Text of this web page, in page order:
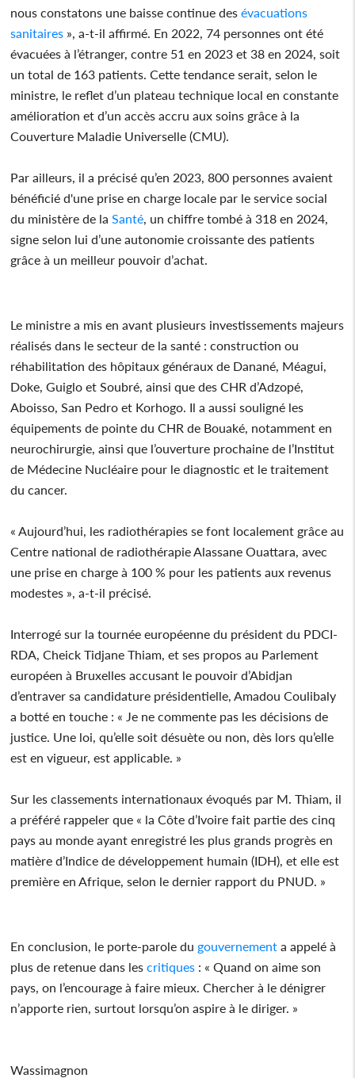
nous constatons une baisse continue des évacuations
sanitaires », a-t-il affirmé. En 2022, 74 personnes ont été
évacuées à l’étranger, contre 51 en 2023 et 38 en 2024, soit
un total de 163 patients. Cette tendance serait, selon le
ministre, le reflet d’un plateau technique local en constante
amélioration et d’un accès accru aux soins grâce à la
Couverture Maladie Universelle (CMU).
Par ailleurs, il a précisé qu’en 2023, 800 personnes avaient
bénéficié d'une prise en charge locale par le service social
du ministère de la Santé , un chiffre tombé à 318 en 2024,
signe selon lui d’une autonomie croissante des patients
grâce à un meilleur pouvoir d’achat.
Le ministre a mis en avant plusieurs investissements majeurs
réalisés dans le secteur de la santé : construction ou
réhabilitation des hôpitaux généraux de Danané, Méagui,
Doke, Guiglo et Soubré, ainsi que des CHR d’Adzopé,
Aboisso, San Pedro et Korhogo. Il a aussi souligné les
équipements de pointe du CHR de Bouaké, notamment en
neurochirurgie, ainsi que l’ouverture prochaine de l’Institut
de Médecine Nucléaire pour le diagnostic et le traitement
du cancer.
« Aujourd’hui, les radiothérapies se font localement grâce au
Centre national de radiothérapie Alassane Ouattara, avec
une prise en charge à 100 % pour les patients aux revenus
modestes », a-t-il précisé.
Interrogé sur la tournée européenne du président du PDCI-
RDA, Cheick Tidjane Thiam, et ses propos au Parlement
européen à Bruxelles accusant le pouvoir d’Abidjan
d’entraver sa candidature présidentielle, Amadou Coulibaly
a botté en touche : « Je ne commente pas les décisions de
justice. Une loi, qu’elle soit désuète ou non, dès lors qu’elle
est en vigueur, est applicable. »
Sur les classements internationaux évoqués par M. Thiam, il
a préféré rappeler que « la Côte d’Ivoire fait partie des cinq
pays au monde ayant enregistré les plus grands progrès en
matière d’Indice de développement humain (IDH), et elle est
première en Afrique, selon le dernier rapport du PNUD. »
En conclusion, le porte-parole du gouvernement a appelé à
plus de retenue dans les critiques : « Quand on aime son
pays, on l’encourage à faire mieux. Chercher à le dénigrer
n’apporte rien, surtout lorsqu’on aspire à le diriger. »
Wassimagnon